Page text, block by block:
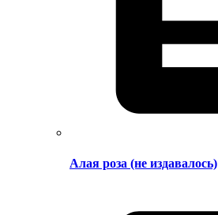
Алая роза (не издавалось)